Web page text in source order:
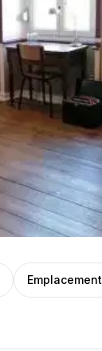
Emplacement